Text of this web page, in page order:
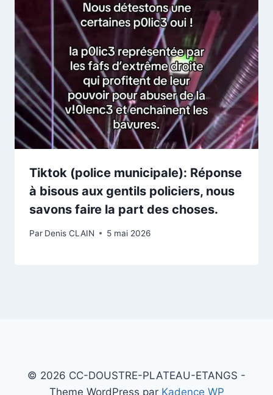
Tiktok (police municipale): Réponse
à bisous aux gentils policiers, nous
savons faire la part des choses.
Par Denis CLAIN 5 mai 2026
© 2026 CC-DOUSTRE-PLATEAU-ETANGS -
Theme WordPress par Kadence WP